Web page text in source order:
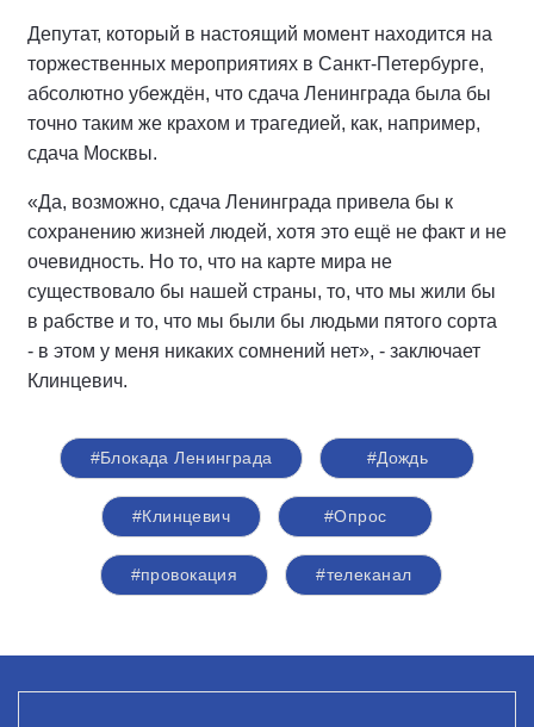
Депутат, который в настоящий момент находится на
торжественных мероприятиях в Санкт-Петербурге,
абсолютно убеждён, что сдача Ленинграда была бы
точно таким же крахом и трагедией, как, например,
сдача Москвы.
«Да, возможно, сдача Ленинграда привела бы к
сохранению жизней людей, хотя это ещё не факт и не
очевидность. Но то, что на карте мира не
существовало бы нашей страны, то, что мы жили бы
в рабстве и то, что мы были бы людьми пятого сорта
- в этом у меня никаких сомнений нет», - заключает
Клинцевич.
#Блокада Ленинграда #Дождь
#Клинцевич #Опрос
#провокация #телеканал